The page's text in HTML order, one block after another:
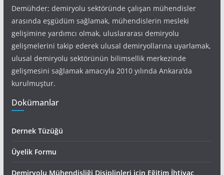
Demühder; demiryolu sektöründe çalışan mühendisler
arasında eşgüdüm sağlamak, mühendislerin mesleki
gelişimine yardımcı olmak, uluslararası demiryolu
gelişmelerini takip ederek ulusal demiryollarına uyarlamak,
ulusal demiryolu sektörünün bilimsellik merkezinde
gelişmesini sağlamak amacıyla 2010 yılında Ankara’da
kurulmuştur.
Dokümanlar
Dernek Tüzüğü
Üyelik Formu
Demiryolu Mühendisliği Disiplinleri için Eğitim İhtiyaç